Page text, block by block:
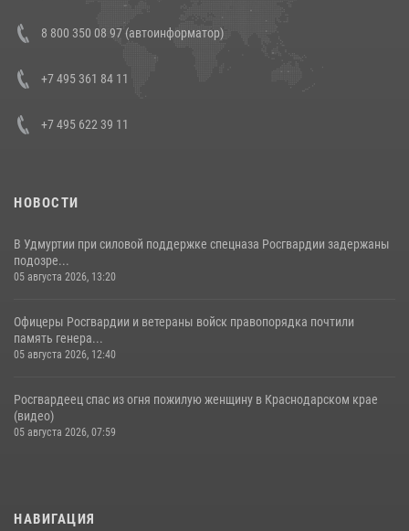
В Росгвардии прошла военно-научная конференция по обобщению
боевого опыта
8 800 350 08 97 (автоинформатор)
+7 495 361 84 11
+7 495 622 39 11
НОВОСТИ
В Удмуртии при силовой поддержке спецназа Росгвардии задержаны
подозре...
05 августа 2026, 13:20
Офицеры Росгвардии и ветераны войск правопорядка почтили
память генера...
05 августа 2026, 12:40
Росгвардеец спас из огня пожилую женщину в Краснодарском крае
(видео)
05 августа 2026, 07:59
НАВИГАЦИЯ